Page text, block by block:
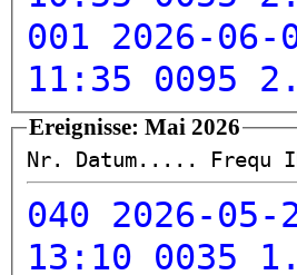
001 2026-06-
11:35 0095
Ereignisse: Mai 2026
Nr. Datum..... Frequ
040 2026-05-
13:10 0035